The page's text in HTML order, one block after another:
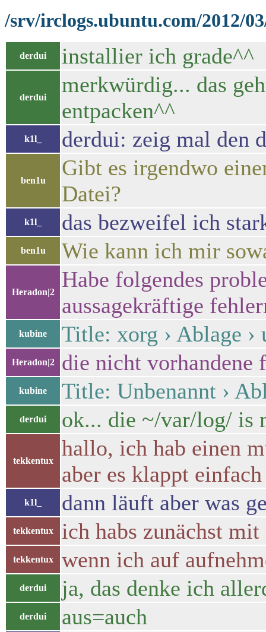
/srv/irclogs.ubuntu.com/2012/
derdui installier ich grade^^
derdui
merkwürdig... das
entpacken^^
k1l_ derdui: zeig mal den
ben1u
Gibt es irgendwo
Datei?
k1l_ das bezweifel ich
ben1u Wie kann ich mir
Heradon|2
Habe folgendes
aussagekräftige
kubine Title: xorg › Ablage ›
Heradon|2 die nicht
kubine Title: Unbenannt ›
derdui ok... die ~/var/log/ is
tekkentux
hallo, ich hab einen
aber es klappt
k1l_ dann läuft aber was
tekkentux ich habs zunächst
tekkentux wenn ich auf
derdui ja, das denke ich
derdui aus=auch